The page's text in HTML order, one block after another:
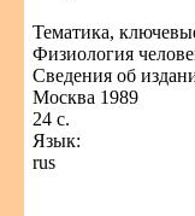
Тематика,
Физиология
Сведения об
Москва 1989
24 с.
Язык:
rus